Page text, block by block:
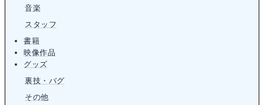
音楽
スタッフ
書籍
映像作品
グッズ
裏技・バグ
その他